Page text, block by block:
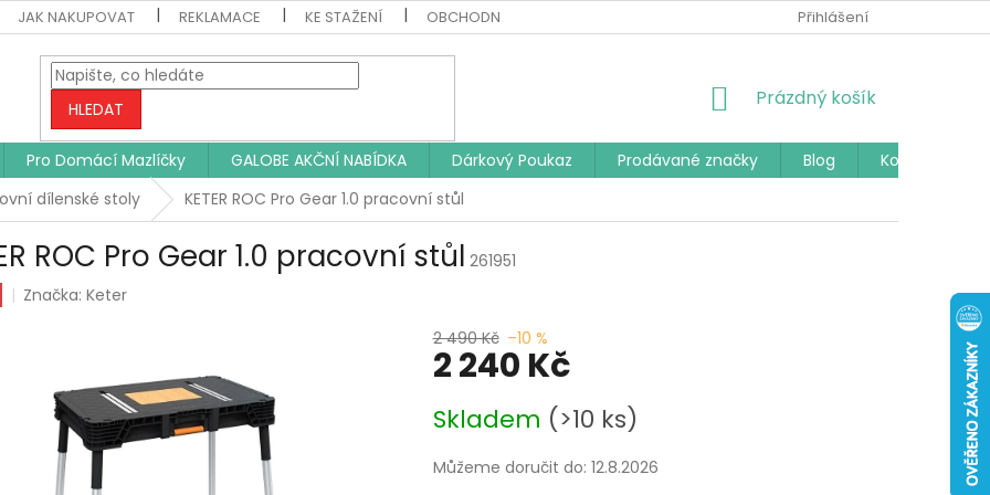
JAK NAKUPOVAT REKLAMACE KE STAŽENÍ OBCHODNÍ PODMÍNKY PODMÍNKY OCHRANY OSOBNÍCH ÚDAJŮ
Přihlášení
HLEDAT
NÁKUPNÍ
Prázdný košík
Pro Domácí Mazlíčky GALOBE AKČNÍ NABÍDKA Dárkový Poukaz Prodávané značky Blog
Kontakty
dílenské stoly KETER ROC Pro Gear 1.0 pracovní stůl
ROC Pro Gear 1.0 pracovní stůl 261951
Značka:Keter
2 490 Kč –10 %
2 240 Kč
cena:
Skladem (>10 ks)
Můžeme doručit do: 12.8.2026